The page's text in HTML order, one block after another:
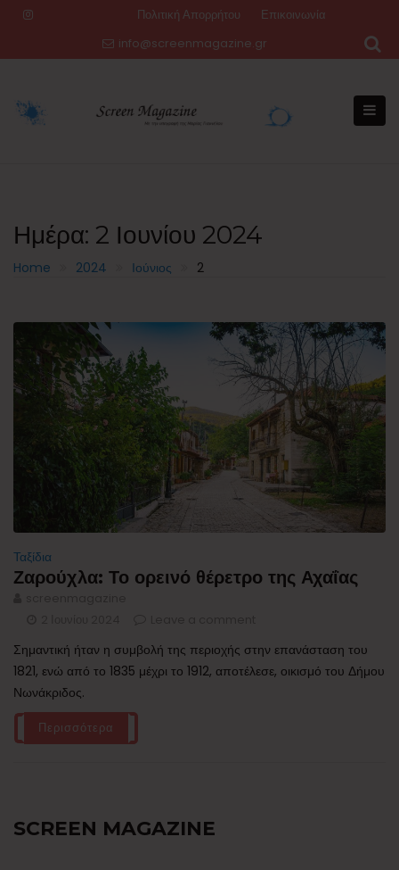
Πολιτική Απορρήτου
Επικοινωνία
info@screenmagazine.gr
Ημέρα: 2 Ιουνίου 2024
Home 2024 Ιούνιος 2
Ταξίδια
Ζαρούχλα: Το ορεινό θέρετρο της Αχαΐας
Σημαντική ήταν η συμβολή της περιοχής στην επανάσταση του
1821, ενώ από το 1835 μέχρι το 1912, αποτέλεσε, οικισμό του Δήμου
Νωνάκριδος.
Περισσότερα
SCREEN MAGAZINE